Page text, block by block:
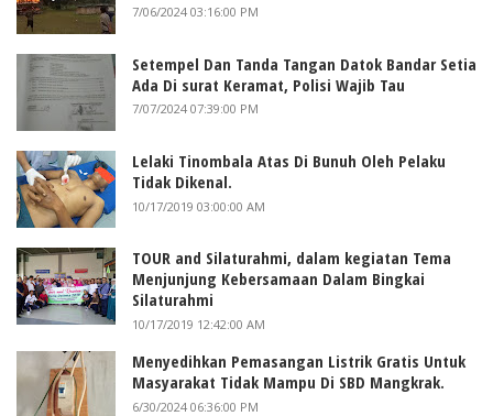
7/06/2024 03:16:00 PM
Setempel Dan Tanda Tangan Datok Bandar Setia
Ada Di surat Keramat, Polisi Wajib Tau
7/07/2024 07:39:00 PM
Lelaki Tinombala Atas Di Bunuh Oleh Pelaku
Tidak Dikenal.
10/17/2019 03:00:00 AM
TOUR and Silaturahmi, dalam kegiatan Tema
Menjunjung Kebersamaan Dalam Bingkai
Silaturahmi
10/17/2019 12:42:00 AM
Menyedihkan Pemasangan Listrik Gratis Untuk
Masyarakat Tidak Mampu Di SBD Mangkrak.
6/30/2024 06:36:00 PM